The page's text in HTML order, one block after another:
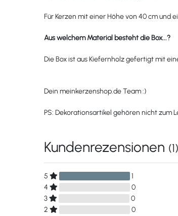
Für Kerzen mit einer Höhe von 40 cm und
Aus welchem Material besteht die Box...?
Die Box ist aus Kiefernholz gefertigt mit
Dein meinkerzenshop.de Team :)
PS: Dekorationsartikel gehören nicht zum
Kundenrezensionen (1)
5
1
4
0
3
0
2
0